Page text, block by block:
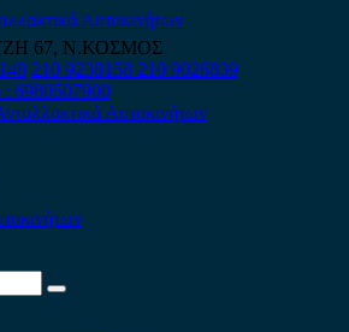
67, Ν.ΚΟΣΜΟΣ
210 9238158 210 9026839
: 6980507900